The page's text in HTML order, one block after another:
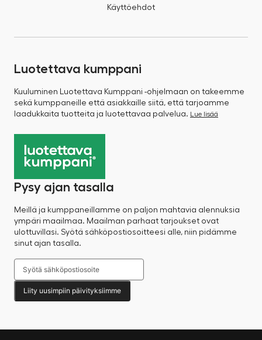
Käyttöehdot
Luotettava kumppani
Kuuluminen Luotettava Kumppani -ohjelmaan on takeemme
sekä kumppaneille että asiakkaille siitä, että tarjoamme
laadukkaita tuotteita ja luotettavaa palvelua. Lue lisää
Pysy ajan tasalla
Meillä ja kumppaneillamme on paljon mahtavia alennuksia
ympäri maailmaa. Maailman parhaat tarjoukset ovat
ulottuvillasi. Syötä sähköpostiosoitteesi alle, niin pidämme
sinut ajan tasalla.
Liity uusimpiin päivityksiimme